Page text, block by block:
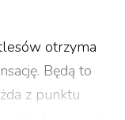
otrzyma
Będą to
z punktu